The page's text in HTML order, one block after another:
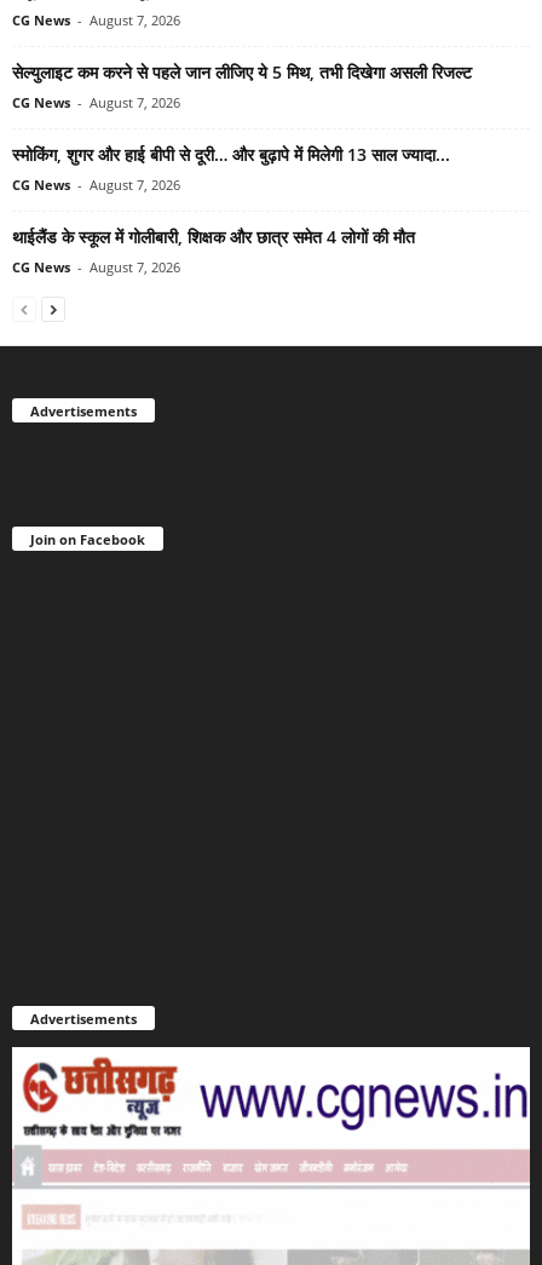
CG News - August 7, 2026
सेल्युलाइट कम करने से पहले जान लीजिए ये 5 मिथ, तभी दिखेगा असली रिजल्ट
CG News - August 7, 2026
स्मोकिंग, शुगर और हाई बीपी से दूरी… और बुढ़ापे में मिलेगी 13 साल ज्यादा...
CG News - August 7, 2026
थाईलैंड के स्कूल में गोलीबारी, शिक्षक और छात्र समेत 4 लोगों की मौत
CG News - August 7, 2026
Advertisements
Join on Facebook
Advertisements